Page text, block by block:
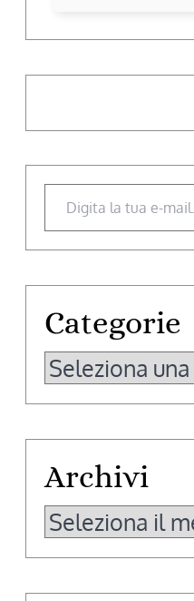
Digita la tua e-mail...
Categorie
Categorie
Archivi
Archivi